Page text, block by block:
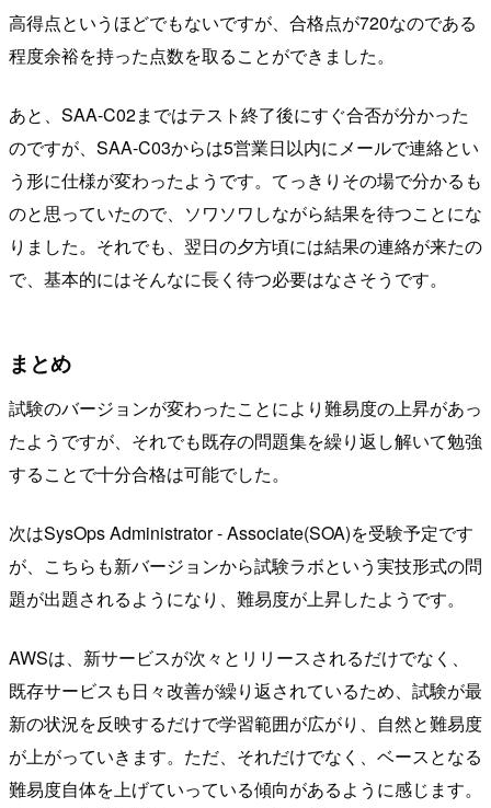
高得点というほどでもないですが、合格点が720なのである
程度余裕を持った点数を取ることができました。
あと、SAA-C02まではテスト終了後にすぐ合否が分かった
のですが、SAA-C03からは5営業日以内にメールで連絡とい
う形に仕様が変わったようです。てっきりその場で分かるも
のと思っていたので、ソワソワしながら結果を待つことにな
りました。それでも、翌日の夕方頃には結果の連絡が来たの
で、基本的にはそんなに長く待つ必要はなさそうです。
まとめ
試験のバージョンが変わったことにより難易度の上昇があっ
たようですが、それでも既存の問題集を繰り返し解いて勉強
することで十分合格は可能でした。
次はSysOps Administrator - Associate(SOA)を受験予定です
が、こちらも新バージョンから試験ラボという実技形式の問
題が出題されるようになり、難易度が上昇したようです。
AWSは、新サービスが次々とリリースされるだけでなく、
既存サービスも日々改善が繰り返されているため、試験が最
新の状況を反映するだけで学習範囲が広がり、自然と難易度
が上がっていきます。ただ、それだけでなく、ベースとなる
難易度自体を上げていっている傾向があるように感じます。